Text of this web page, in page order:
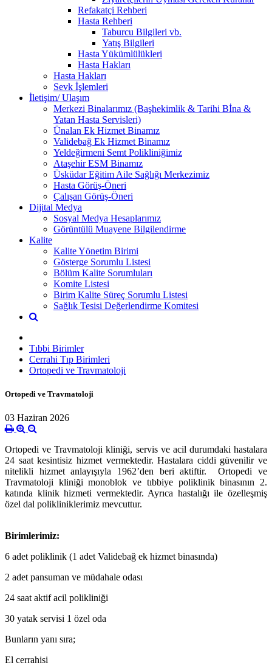
Refakatçi Rehberi
Hasta Rehberi
Taburcu Bilgileri vb.
Yatış Bilgileri
Hasta Yükümlülükleri
Hasta Hakları
Hasta Hakları
Sevk İşlemleri
İletişim/ Ulaşım
Merkezi Binalarımız (Başhekimlik & Tarihi Bİna &
Yatan Hasta Servisleri)
Ünalan Ek Hizmet Binamız
Validebağ Ek Hizmet Binamız
Yeldeğirmeni Semt Polikliniğimiz
Ataşehir ESM Binamız
Üsküdar Eğitim Aile Sağlığı Merkezimiz
Hasta Görüş-Öneri
Çalışan Görüş-Öneri
Dijital Medya
Sosyal Medya Hesaplarımız
Görüntülü Muayene Bilgilendirme
Kalite
Kalite Yönetim Birimi
Gösterge Sorumlu Listesi
Bölüm Kalite Sorumluları
Komite Listesi
Birim Kalite Süreç Sorumlu Listesi
Sağlık Tesisi Değerlendirme Komitesi
Tıbbi Birimler
Cerrahi Tıp Birimleri
Ortopedi ve Travmatoloji
Ortopedi ve Travmatoloji
03 Haziran 2026
Ortopedi ve Travmatoloji kliniği, servis ve acil durumdaki hastalara
24 saat kesintisiz hizmet vermektedir. Hastalara ciddi güvenilir ve
nitelikli hizmet anlayışıyla 1962’den beri aktiftir. Ortopedi ve
Travmatoloji kliniği monoblok ve tıbbiye poliklinik binasının 2.
katında klinik hizmeti vermektedir. Ayrıca hastalığı ile özelleşmiş
özel dal polikliniklerimiz mevcuttur.
Birimlerimiz:
6 adet poliklinik (1 adet Validebağ ek hizmet binasında)
2 adet pansuman ve müdahale odası
24 saat aktif acil polikliniği
30 yatak servisi 1 özel oda
Bunların yanı sıra;
El cerrahisi